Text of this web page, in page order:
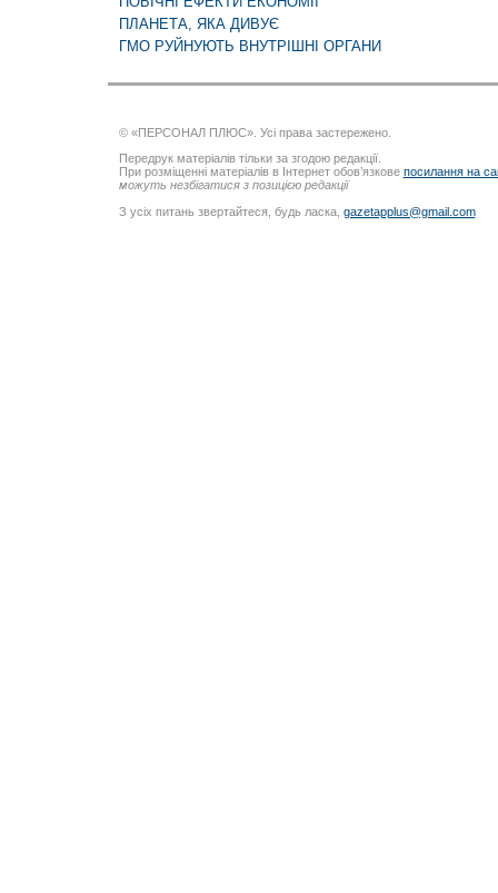
ПЛАНЕТА, ЯКА ДИВУЄ
ГМО РУЙНУЮТЬ ВНУТРІШНІ ОРГАНИ
© «ПЕРСОНАЛ ПЛЮС». Усі права застережено.
Передрук матеріалів тільки за згодою редакції.
При розміщенні матеріалів в Інтернет обов’язкове посилання на
можуть незбігатися з позицією редакції
З усіх питань звертайтеся, будь ласка, gazetapplus@gmail.com